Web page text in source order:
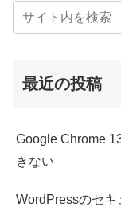
最近の投稿
Google Chrome
きない
WordPressのセ